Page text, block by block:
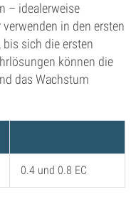
– idealerweise
in den ersten
bis sich die ersten
können die
das Wachstum
0.4 und 0.8 EC